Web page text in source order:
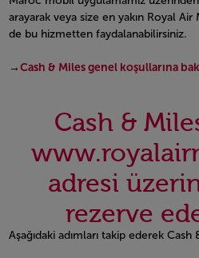
arayarak veya size en yakın Royal
de bu hizmetten faydalanabilirsiniz.
→Cash & Miles genel koşullarına
Cash &
adresi
rezerve
Aşağıdaki adımları takip ederek